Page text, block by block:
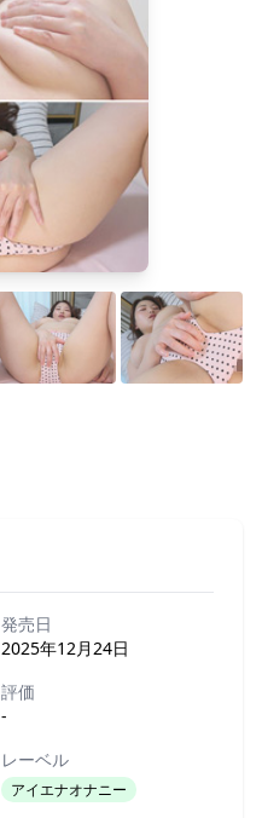
発売日
2025年12月24日
評価
-
レーベル
アイエナオナニー